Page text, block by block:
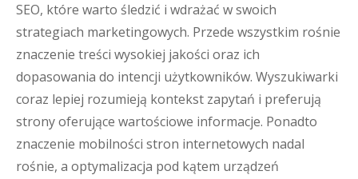
SEO, które warto śledzić i wdrażać w swoich
strategiach marketingowych. Przede wszystkim rośnie
znaczenie treści wysokiej jakości oraz ich
dopasowania do intencji użytkowników. Wyszukiwarki
coraz lepiej rozumieją kontekst zapytań i preferują
strony oferujące wartościowe informacje. Ponadto
znaczenie mobilności stron internetowych nadal
rośnie, a optymalizacja pod kątem urządzeń